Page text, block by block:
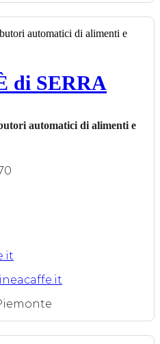
di SERRA
automatici di alimenti e